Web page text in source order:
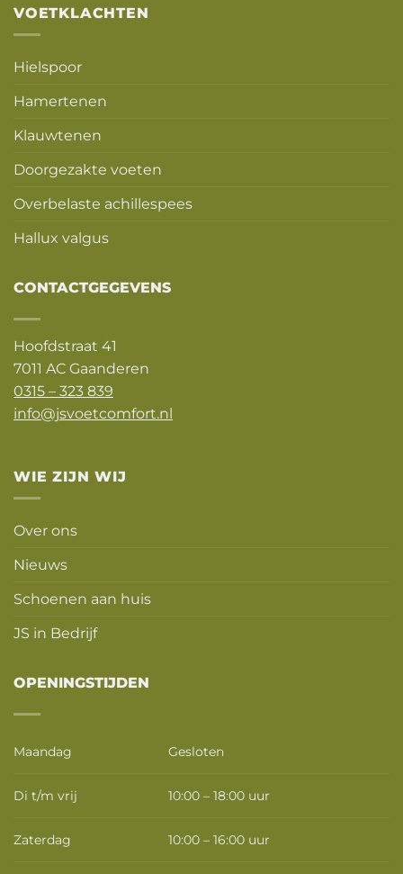
VOETKLACHTEN
Hielspoor
Hamertenen
Klauwtenen
Doorgezakte voeten
Overbelaste achillespees
Hallux valgus
CONTACTGEGEVENS
Hoofdstraat 41
7011 AC Gaanderen
0315 – 323 839
info@jsvoetcomfort.nl
WIE ZIJN WIJ
Over ons
Nieuws
Schoenen aan huis
JS in Bedrijf
OPENINGSTIJDEN
Maandag Gesloten
Di t/m vrij 10:00 – 18:00 uur
Zaterdag 10:00 – 16:00 uur